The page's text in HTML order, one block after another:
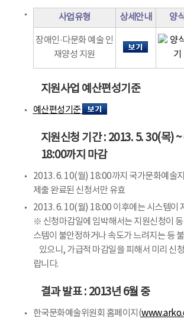
사업유형 상세안내 양식
장애인·다문화 예술 인
재양성 지원
지원사업 예산편성기준
예산편성기준
지원신청 기간 : 2013. 5. 30(목)
18:00까지 마감
2013. 6. 10(월) 18:00까지 국가문화예술
제출 완료된 신청서만 유효
2013. 6. 10(월) 18:00 이후에는 시스템이
※ 신청마감일에 임박해서는 지원신청이 동
스템이 불안정하거나 속도가 느려지는 등
있으니, 가급적 마감일을 피해서 미리 신
랍니다.
결과 발표 : 2013년 6월 중
한국문화예술위원회 홈페이지(